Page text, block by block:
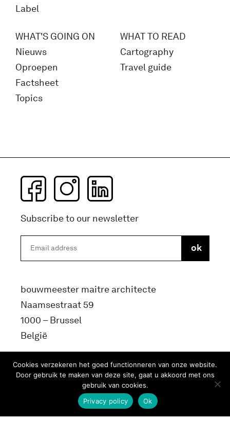
Label
WHAT'S GOING ON
Nieuws
Oproepen
Factsheet
Topics
WHAT TO READ
Cartography
Travel guide
Subscribe to our newsletter
bouwmeester maitre architecte
Naamsestraat 59
1000 – Brussel
België
info@bma.brussels
Cookies verzekeren het goed functionneren van onze website.
Door gebruik te maken van deze site, gaat u akkoord met ons
gebruik van cookies.
Ok
Privacy policy